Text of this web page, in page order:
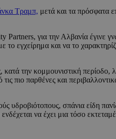
Τραμπ, μετά και τα πρόσφατα
Partners, για την Αλβανία έγινε
εγχείρημα και να το
την κομμουνιστική περίοδο,
πιο παρθένες και
σπάνια είδη
να έχει μια τόσο